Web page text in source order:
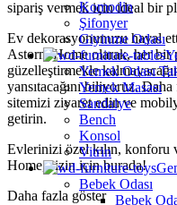
sipariş vermek için ideal bir
Ev dekorasyonunuzu hayal
Astorm Home olarak, her bir
güzelleştirmekle
yansıtacağını biliyoruz.
sitemizi ziyaret edin ve
getirin.
Evlerinizi özel kılın, konforu
Home, sizin için burada!
Daha fazla göster
Komodin
Şifonyer
Giyinme Odası
Yemek Odası
Yemek Masası
Sandalye
Bench
Konsol
Vitrin
Bebek Odası
Bebek